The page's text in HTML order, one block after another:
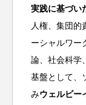
実践に基づい
人権、集団的
ーシャルワー
論、社会科学
基盤として、
みウェルビー